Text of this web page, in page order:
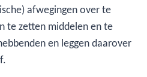
afwegingen over te
te zetten middelen en te
en leggen daarover